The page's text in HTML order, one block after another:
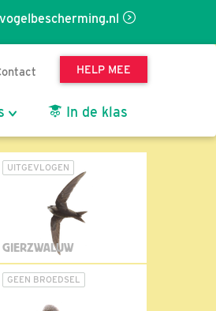
HELP MEE
In de klas
UITGEVLOGEN
GIERZWALUW
GEEN BROEDSEL